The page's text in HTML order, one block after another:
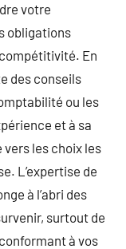
votre
obligations
En
des conseils
ou les
et à sa
les choix les
L’expertise de
à l’abri des
surtout de
à vos